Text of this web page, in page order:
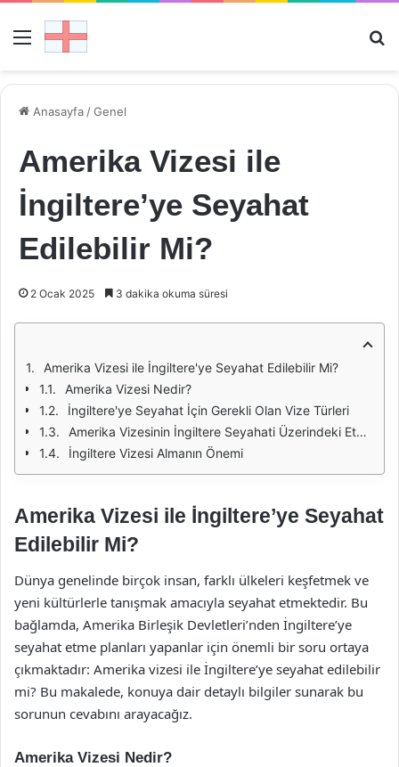
Menü
Anasayfa /Genel
Amerika Vizesi ile
İngiltere’ye Seyahat
Edilebilir Mi?
2 Ocak 2025 3 dakika okuma süresi
Amerika Vizesi ile İngiltere'ye Seyahat Edilebilir Mi?
Amerika Vizesi Nedir?
İngiltere'ye Seyahat İçin Gerekli Olan Vize Türleri
Amerika Vizesinin İngiltere Seyahati Üzerindeki Etkisi
İngiltere Vizesi Almanın Önemi
Amerika Vizesi ile İngiltere’ye Seyahat
Edilebilir Mi?
Dünya genelinde birçok insan, farklı ülkeleri keşfetmek ve
yeni kültürlerle tanışmak amacıyla seyahat etmektedir. Bu
bağlamda, Amerika Birleşik Devletleri’nden İngiltere’ye
seyahat etme planları yapanlar için önemli bir soru ortaya
çıkmaktadır: Amerika vizesi ile İngiltere’ye seyahat edilebilir
mi? Bu makalede, konuya dair detaylı bilgiler sunarak bu
sorunun cevabını arayacağız.
Amerika Vizesi Nedir?